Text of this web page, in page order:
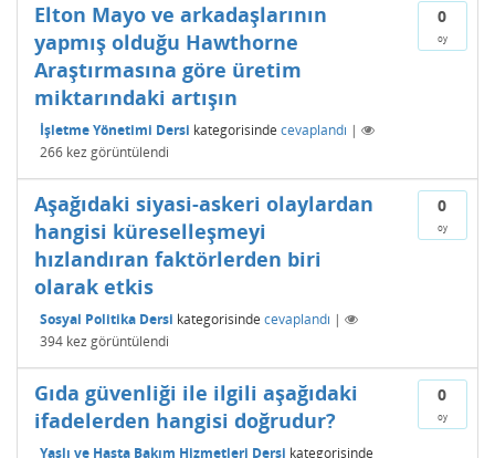
0
oy
Elton Mayo ve arkadaşlarının
yapmış olduğu Hawthorne
Araştırmasına göre üretim
miktarındaki artışın
İşletme Yönetimi Dersi kategorisinde cevaplandı |
266 kez görüntülendi
0
oy
Aşağıdaki siyasi-askeri olaylardan
hangisi küreselleşmeyi
hızlandıran faktörlerden biri
olarak etkis
Sosyal Politika Dersi kategorisinde cevaplandı |
394 kez görüntülendi
0
oy
Gıda güvenliği ile ilgili aşağıdaki
ifadelerden hangisi doğrudur?
Yaşlı ve Hasta Bakım Hizmetleri Dersi kategorisinde